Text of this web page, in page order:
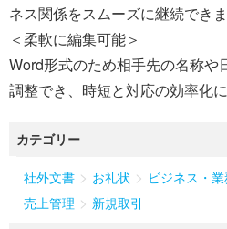
ネス関係をスムーズに継続できま
＜柔軟に編集可能＞
Word形式のため相手先の名称や
調整でき、時短と対応の効率化に
カテゴリー
社外文書 > お礼状 > ビジネス・
売上管理 > 新規取引